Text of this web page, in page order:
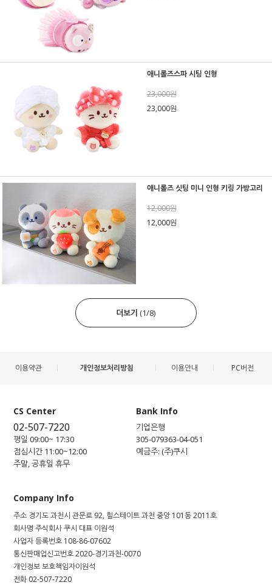
애니롤즈스파 시팅 인형
23,000원
23,000원
애니롤즈 싯팅 미니 인형 키링 가방고리
12,000원
12,000원
더보기 (1/8)
이용약관 개인정보처리방침 이용안내 PC버전
CS Center
02-507-7220
평일 09:00~ 17:30
점심시간 11:00~12:00
주말, 공휴일 휴무
Bank Info
기업은행
305-079363-04-051
예금주: (주)쿠시
Company Info
주소 경기도 과천시 관문로 92, 힐스테이트 과천 중앙 101동 2011호
회사명 주식회사 쿠시 대표 이원석
사업자 등록번호 108-86-07602
통신판매업신고번호2020-경기과천-0070
개인정보 보호책임자이원석
전화 02-507-7220